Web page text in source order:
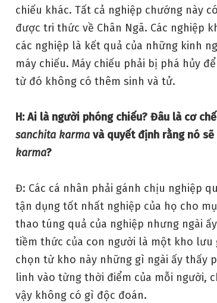
chiếu khác. Tất cả nghiệp chướng này
được tri thức về Chân Ngã. Các nghiệp
các nghiệp là kết quả của những kinh
máy chiếu. Máy chiếu phải bị phá hủy
từ đó không có thêm sinh và tử.
H: Ai là người phóng chiếu? Đâu là cơ
sanchita karma và quyết định rằng nó
karma?
Đ: Các cá nhân phải gánh chịu nghiệp
tận dụng tốt nhất nghiệp của họ cho
thao túng quả của nghiệp nhưng ngài
tiềm thức của con người là một kho lưu
chọn từ kho này những gì ngài ấy thấy
linh vào từng thời điểm của mỗi người,
vậy không có gì độc đoán.